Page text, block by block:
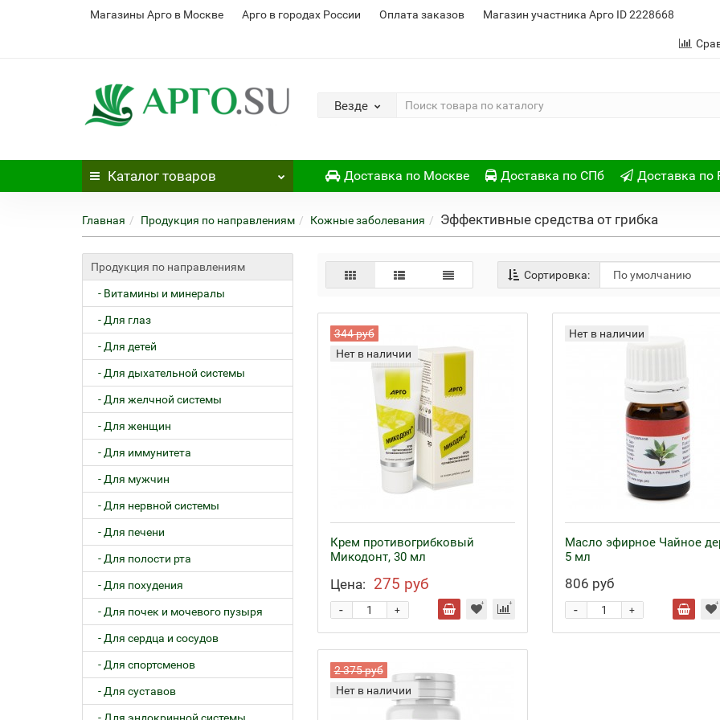
Магазины Арго в Москве Арго в городах России Оплата заказов Магазин участника Арго ID 2228668
Везде
Каталог товаров Доставка по Москве Доставка по СПб Доставка по
Главная Продукция по направлениям Кожные заболевания Эффективные средства от грибка
Продукция по направлениям
- Витамины и минералы
- Для глаз
- Для детей
- Для дыхательной системы
- Для желчной системы
- Для женщин
- Для иммунитета
- Для мужчин
- Для нервной системы
- Для печени
- Для полости рта
- Для похудения
- Для почек и мочевого пузыря
- Для сердца и сосудов
- Для спортсменов
- Для суставов
Сортировка:
344 руб
Нет в наличии
Крем противогрибковый
Микодонт, 30 мл
Цена: 275 руб
+
-
Нет в наличии
Масло эфирное Чайное
5 мл
806 руб
+
-
2 375 руб
Нет в наличии